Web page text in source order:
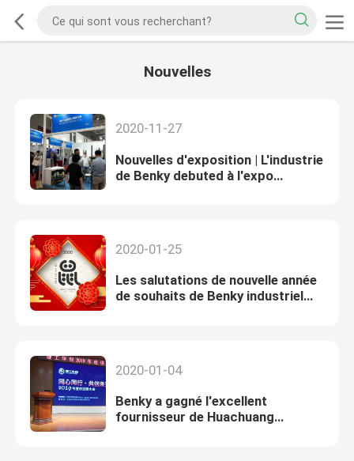
Nouvelles
2020-11-27
Nouvelles d'exposition | L'industrie
de Benky debuted à l'expo
2020-01-25
Les salutations de nouvelle année
de souhaits de Benky industriel
2020-01-04
Benky a gagné l'excellent
fournisseur de Huachuang